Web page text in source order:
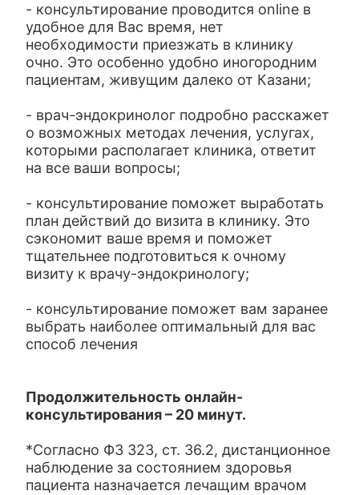
- консультирование проводится online в
удобное для Вас время, нет
необходимости приезжать в клинику
очно. Это особенно удобно иногородним
пациентам, живущим далеко от Казани;
- врач-эндокринолог подробно расскажет
о возможных методах лечения, услугах,
которыми располагает клиника, ответит
на все ваши вопросы;
- консультирование поможет выработать
план действий до визита в клинику. Это
сэкономит ваше время и поможет
тщательнее подготовиться к очному
визиту к врачу-эндокринологу;
- консультирование поможет вам заранее
выбрать наиболее оптимальный для вас
способ лечения
Продолжительность онлайн-
консультирования – 20 минут.
*Согласно ФЗ 323, ст. 36.2, дистанционное
наблюдение за состоянием здоровья
пациента назначается лечащим врачом